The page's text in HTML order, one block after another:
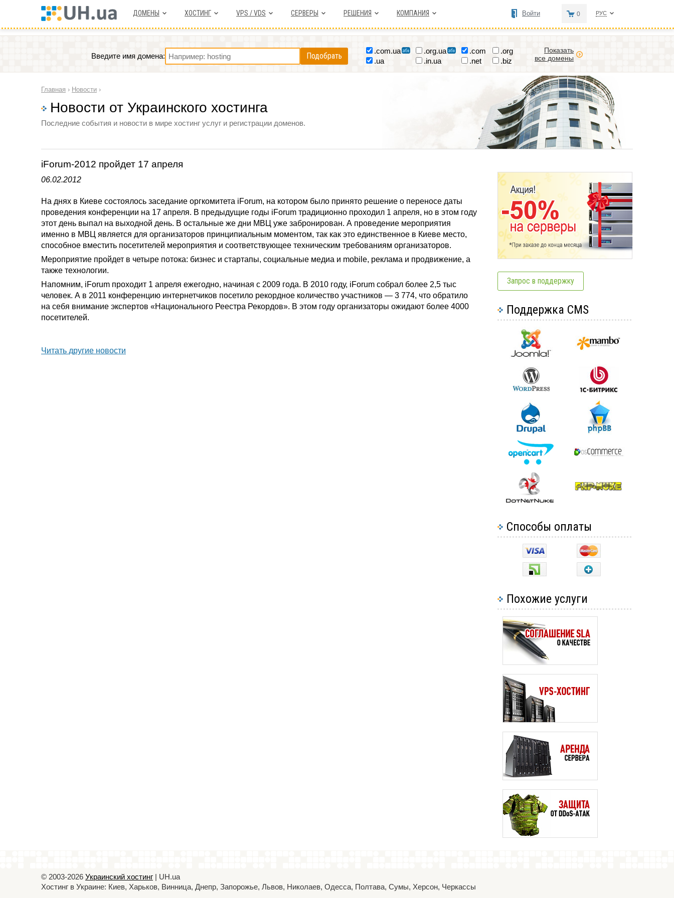
ДОМЕНЫ ХОСТИНГ VPS / VDS СЕРВЕРЫ РЕШЕНИЯ КОМПАНИЯ РУС
0
Войти
Введите имя домена: Подобрать
.com.ua .org.ua .com
.org
.ua
.in.ua .net .biz
Показать
все домены
Главная › Новости ›
Новости от Украинского хостинга
Последние события и новости в мире хостинг услуг и регистрации доменов.
iForum-2012 пройдет 17 апреля
06.02.2012
На днях в Киеве состоялось заседание оргкомитета iForum, на котором было принято решение о переносе даты
проведения конференции на 17 апреля. В предыдущие годы iForum традиционно проходил 1 апреля, но в этом году
этот день выпал на выходной день. В остальные же дни МВЦ уже забронирован. А проведение мероприятия
именно в МВЦ является для организаторов принципиальным моментом, так как это единственное в Киеве место,
способное вместить посетителей мероприятия и соответствующее техническим требованиям организаторов.
Мероприятие пройдет в четыре потока: бизнес и стартапы, социальные медиа и mobile, реклама и продвижение, а
также технологии.
Напомним, iForum проходит 1 апреля ежегодно, начиная с 2009 года. В 2010 году, iForum собрал более 2,5 тыс
человек. А в 2011 конференцию интернетчиков посетило рекордное количество участников — 3 774, что обратило
на себя внимание экспертов «Национального Реестра Рекордов». В этом году организаторы ожидают более 4000
посетителей.
Читать другие новости
Запрос в поддержку
Поддержка CMS
Способы оплаты
Похожие услуги
© 2003-2026 Украинский хостинг | UH.ua
Хостинг в Украине: Киев, Харьков, Винница, Днепр, Запорожье, Львов, Николаев, Одесса, Полтава, Сумы, Херсон, Черкассы